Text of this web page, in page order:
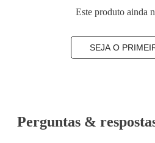
Este produto ainda
SEJA O
Perguntas &